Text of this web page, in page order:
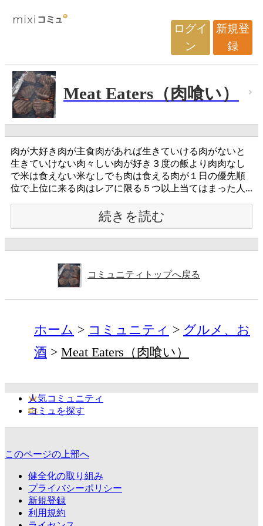
ログイ
ン
新規登
録
Meat Eaters（肉喰い）
肉が大好き肉が主食肉があれば生きていける肉がないと
生きていけない肉々しい肉が好き３度の飯より肉肉なし
で米は食えない米なしでも肉は食える肉が１日の優先順
位で上位に来る肉はレアに限る５つ以上当てはまった人...
続きを読む
コミュニティトップへ戻る
ホーム コミュニティ
グルメ、お
酒
Meat Eaters（肉喰い）
人気コミュニティ
コミュを探す
このページの上部へ
健全化の取り組み
プライバシーポリシー
新規登録
利用規約